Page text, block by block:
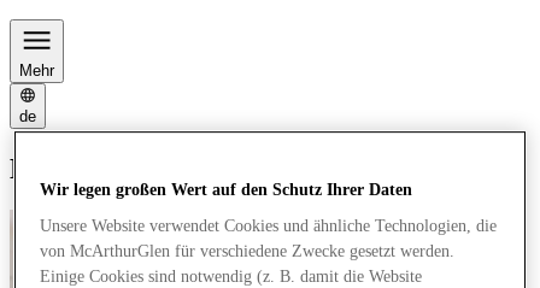
Mehr
de
Datenschutzrichtlinie
Wir legen großen Wert auf den Schutz Ihrer Daten
Unsere Website verwendet Cookies und ähnliche Technologien, die
von McArthurGlen für verschiedene Zwecke gesetzt werden.
Einige Cookies sind notwendig (z. B. damit die Website